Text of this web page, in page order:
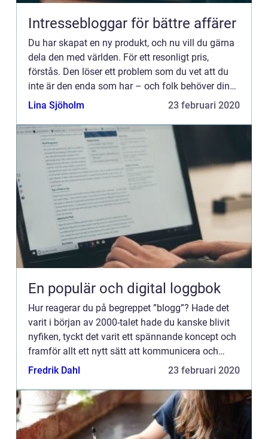
Intressebloggar för bättre affärer
Du har skapat en ny produkt, och nu vill du gärna
dela den med världen. För ett resonligt pris,
förstås. Den löser ett problem som du vet att du
inte är den enda som har – och folk behöver din
produkt! D...
Lina Sjöholm 23 februari 2020
En populär och digital loggbok
Hur reagerar du på begreppet ”blogg”? Hade det
varit i början av 2000-talet hade du kanske blivit
nyfiken, tyckt det varit ett spännande koncept och
framför allt ett nytt sätt att kommunicera och
uttrycka sig i o...
Fredrik Dahl 23 februari 2020